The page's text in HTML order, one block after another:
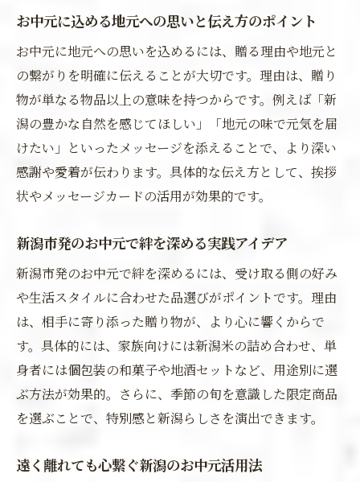
お中元に込める地元への思いと伝え方のポイント
お中元に地元への思いを込めるには、贈る理由や地元と
の繋がりを明確に伝えることが大切です。理由は、贈り
物が単なる物品以上の意味を持つからです。例えば「新
潟の豊かな自然を感じてほしい」「地元の味で元気を届
けたい」といったメッセージを添えることで、より深い
感謝や愛着が伝わります。具体的な伝え方として、挨拶
状やメッセージカードの活用が効果的です。
新潟市発のお中元で絆を深める実践アイデア
新潟市発のお中元で絆を深めるには、受け取る側の好み
や生活スタイルに合わせた品選びがポイントです。理由
は、相手に寄り添った贈り物が、より心に響くからで
す。具体的には、家族向けには新潟米の詰め合わせ、単
身者には個包装の和菓子や地酒セットなど、用途別に選
ぶ方法が効果的。さらに、季節の旬を意識した限定商品
を選ぶことで、特別感と新潟らしさを演出できます。
遠く離れても心繋ぐ新潟のお中元活用法